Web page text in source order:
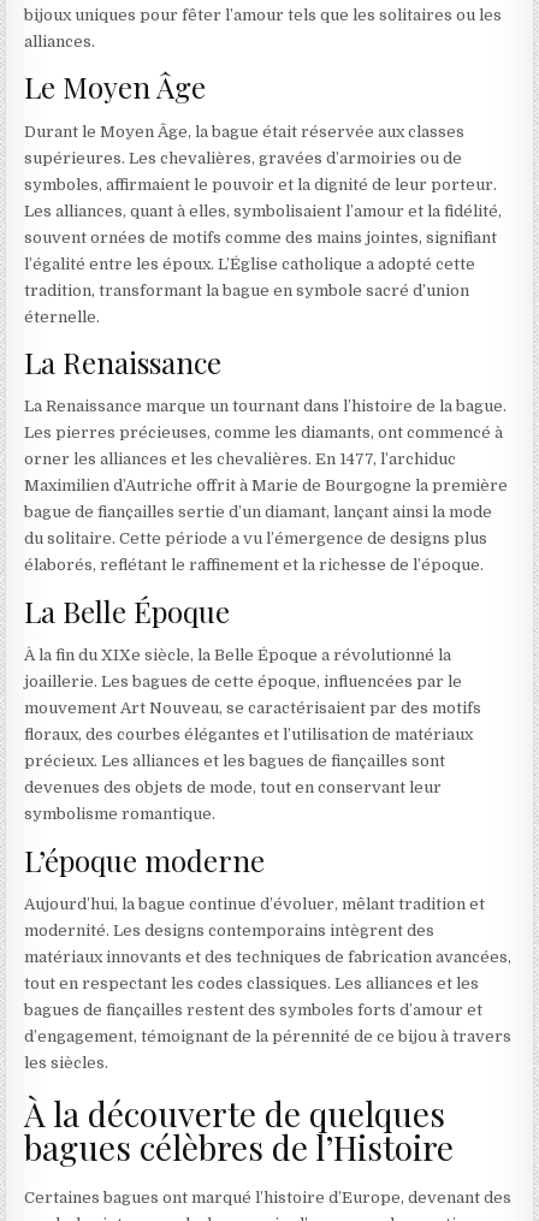
bijoux uniques pour fêter l’amour tels que les solitaires ou les
alliances.
Le Moyen Âge
Durant le Moyen Âge, la bague était réservée aux classes
supérieures. Les chevalières, gravées d’armoiries ou de
symboles, affirmaient le pouvoir et la dignité de leur porteur.
Les alliances, quant à elles, symbolisaient l’amour et la fidélité,
souvent ornées de motifs comme des mains jointes, signifiant
l’égalité entre les époux. L’Église catholique a adopté cette
tradition, transformant la bague en symbole sacré d’union
éternelle.
La Renaissance
La Renaissance marque un tournant dans l’histoire de la bague.
Les pierres précieuses, comme les diamants, ont commencé à
orner les alliances et les chevalières. En 1477, l’archiduc
Maximilien d’Autriche offrit à Marie de Bourgogne la première
bague de fiançailles sertie d’un diamant, lançant ainsi la mode
du solitaire. Cette période a vu l’émergence de designs plus
élaborés, reflétant le raffinement et la richesse de l’époque.
La Belle Époque
À la fin du XIXe siècle, la Belle Époque a révolutionné la
joaillerie. Les bagues de cette époque, influencées par le
mouvement Art Nouveau, se caractérisaient par des motifs
floraux, des courbes élégantes et l’utilisation de matériaux
précieux. Les alliances et les bagues de fiançailles sont
devenues des objets de mode, tout en conservant leur
symbolisme romantique.
L’époque moderne
Aujourd’hui, la bague continue d’évoluer, mêlant tradition et
modernité. Les designs contemporains intègrent des
matériaux innovants et des techniques de fabrication avancées,
tout en respectant les codes classiques. Les alliances et les
bagues de fiançailles restent des symboles forts d’amour et
d’engagement, témoignant de la pérennité de ce bijou à travers
les siècles.
À la découverte de quelques
bagues célèbres de l’Histoire
Certaines bagues ont marqué l’histoire d’Europe, devenant des